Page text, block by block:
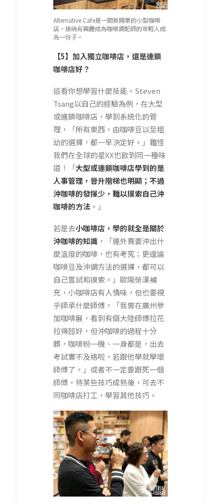
Alternative Cafe是一間新開業的小型咖啡
店，接納有興趣成為咖啡調配師的年輕人成
為一份子。
【5】加入獨立咖啡店，還是連鎖
咖啡店好？
這看你想學習什麼技能。Steven
Tsang以自己的經驗為例，在大型
或連鎖咖啡店，學到系統化的管
理，「所有東西，由咖啡豆以至粗
幼的選擇，都一早決定好。」難怪
我們在全球的星XX也飲到同一種味
道！「大型或連鎖咖啡店學到的是
人事管理，晉升階梯也明顯；不過
沖咖啡的發揮少，難以摸索自己沖
咖啡的方法 。」
若是去小咖啡店，學的就全是關於
沖咖啡的知識 ，「連外賣要沖出什
麼溫度的咖啡，也有考究；更遑論
咖啡豆及沖調方法的選擇，都可以
自己嘗試和摸索。」歐陽榮漢補
充，小咖啡店有人情味，但也要視
乎師承什麼師傅，「我曾在廣州參
加咖啡展，看到有個大陸師傅拉花
拉得超好，但沖咖啡的過程十分
髒，咖啡粉一機、一身都是，出去
考試實不及格啦，若跟他學就學壞
師傅了。」或者不一定要跟死一個
師傅，待某些技巧成熟後，可去不
同咖啡店打工，學習其他技巧。